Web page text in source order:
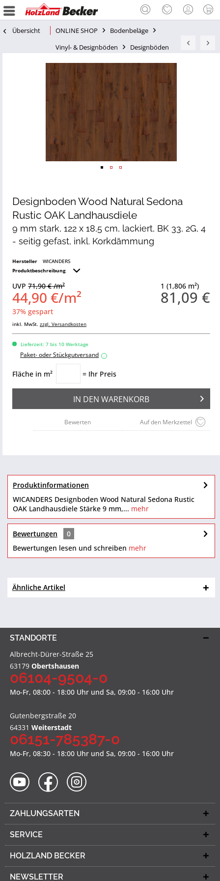
Übersicht ONLINE SHOP
Bodenbeläge
Vinyl- & Designböden
Designböden
Designboden Wood Natural Sedona
Rustic OAK Landhausdiele
9 mm stark, 122 x 18,5 cm, lackiert, BK 33, 2G, 4
- seitig gefast, inkl. Korkdämmung
Hersteller
WICANDERS
Produktbeschreibung
1 (1,806 m²)
81,09 €
UVP 71,90 € /m²
44,90 €/m²
37% gespart
inkl. MwSt. zzgl. Versandkosten
Lieferzeit: 7 bis 10 Werktage
Paket- oder Stückgutversand i
Fläche in m² = Ihr Preis
IN DEN WARENKORB
Auf den Merkzettel
Bewerten
Produktinformationen
WICANDERS Designboden Wood Natural Sedona Rustic
OAK Landhausdiele Stärke 9 mm,... mehr
Bewertungen
0
Bewertungen lesen und schreiben mehr
Ähnliche Artikel
STANDORTE
Albrecht-Dürer-Straße 25
63179 Obertshausen
06104-9504-0
Mo-Fr, 08:00 - 18:00 Uhr und Sa, 09:00 - 16:00 Uhr
Gutenbergstraße 20
64331 Weiterstadt
06151-785387-0
Mo-Fr, 08:30 - 18:00 Uhr und Sa, 09:00 - 16:00 Uhr
ZAHLUNGSARTEN
SERVICE
HOLZLAND BECKER
NEWSLETTER